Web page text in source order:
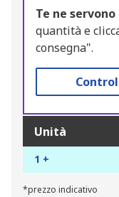
Te ne servono
quantità e
consegna".
Unità
1 +
*prezzo indicativo